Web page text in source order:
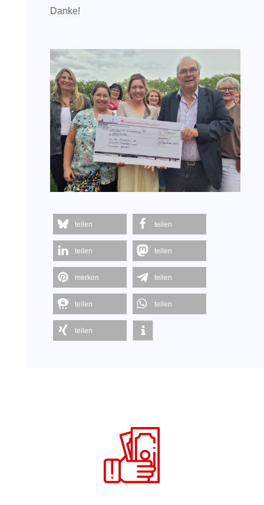
Danke!
teilen teilen
teilen teilen
merken teilen
teilen teilen
teilen